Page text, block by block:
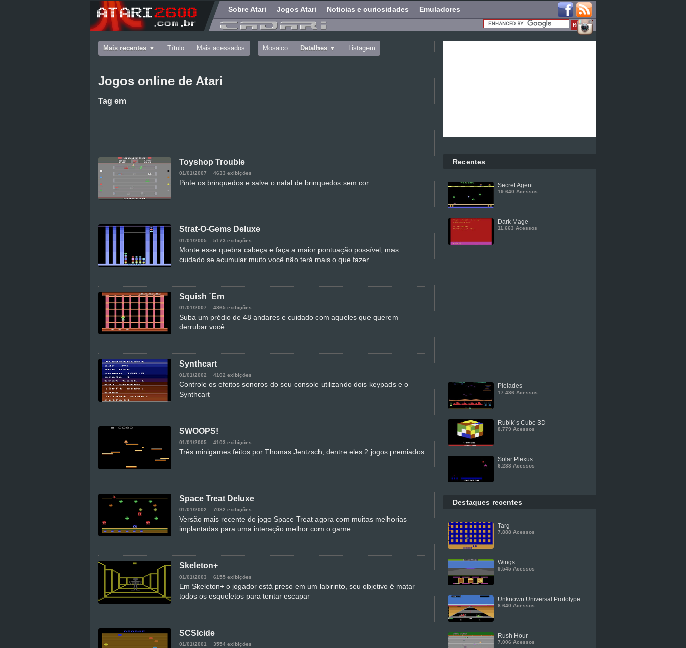
Sobre Atari Jogos Atari Noticias e curiosidades Emuladores
Mais recentes Título Mais acessados Mosaico Detalhes Listagem
Jogos online de Atari
Tag em
Toyshop Trouble
01/01/2007 4633 exibições
Pinte os brinquedos e salve o natal de brinquedos sem cor
Strat-O-Gems Deluxe
01/01/2005 5173 exibições
Monte esse quebra cabeça e faça a maior pontuação possível, mas
cuidado se acumular muito você não terá mais o que fazer
Squish ´Em
01/01/2007 4865 exibições
Suba um prédio de 48 andares e cuidado com aqueles que querem
derrubar você
Synthcart
01/01/2002 4102 exibições
Controle os efeitos sonoros do seu console utilizando dois keypads e o
Synthcart
SWOOPS!
01/01/2005 4103 exibições
Três minigames feitos por Thomas Jentzsch, dentre eles 2 jogos premiados
Space Treat Deluxe
01/01/2002 7082 exibições
Versão mais recente do jogo Space Treat agora com muitas melhorias
implantadas para uma interação melhor com o game
Skeleton+
01/01/2003 6155 exibições
Em Skeleton+ o jogador está preso em um labirinto, seu objetivo é matar
todos os esqueletos para tentar escapar
SCSIcide
01/01/2001 3554 exibições
Recentes
Secret Agent
19.640 Acessos
Dark Mage
11.663 Acessos
Pleiades
17.436 Acessos
Rubik´s Cube 3D
8.779 Acessos
Solar Plexus
6.233 Acessos
Destaques recentes
Targ
7.888 Acessos
Wings
9.545 Acessos
Unknown Universal Prototype
8.640 Acessos
Rush Hour
7.006 Acessos